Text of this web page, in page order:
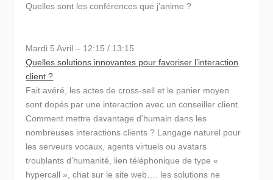
Quelles sont les conférences que j’anime ?
Mardi 5 Avril – 12:15 / 13:15
Quelles solutions innovantes pour favoriser l’interaction
client ?
Fait avéré, les actes de cross-sell et le panier moyen
sont dopés par une interaction avec un conseiller client.
Comment mettre davantage d’humain dans les
nombreuses interactions clients ? Langage naturel pour
les serveurs vocaux, agents virtuels ou avatars
troublants d’humanité, lien téléphonique de type «
hypercall », chat sur le site web…. les solutions ne